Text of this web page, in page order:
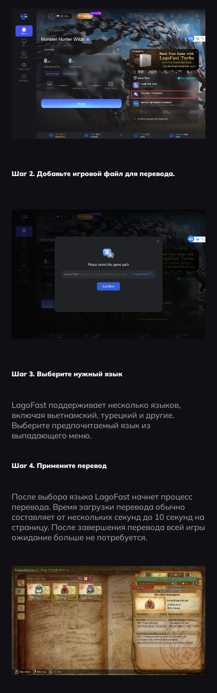
Шаг 2. Добавьте игровой файл для перевода.
Шаг 3. Выберите нужный язык
LagoFast поддерживает несколько языков,
включая вьетнамский, турецкий и другие.
Выберите предпочитаемый язык из
выпадающего меню.
Шаг 4. Примените перевод
После выбора языка LagoFast начнет процесс
перевода. Время загрузки перевода обычно
составляет от нескольких секунд до 10 секунд на
страницу. После завершения перевода всей игры
ожидание больше не потребуется.